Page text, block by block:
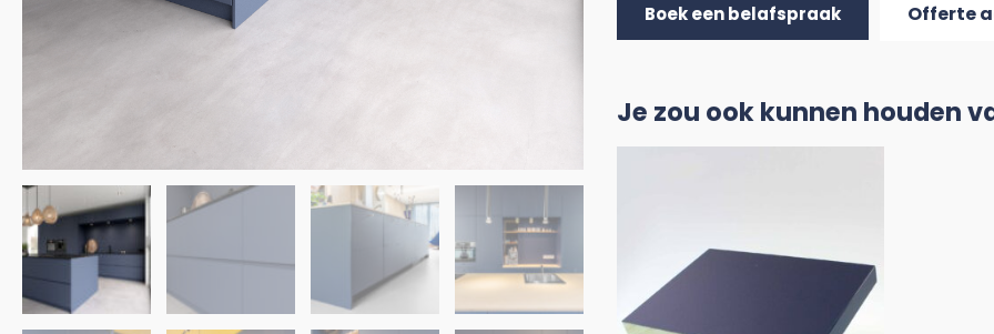
Boek een belafspraak Offerte
Je zou ook kunnen houden